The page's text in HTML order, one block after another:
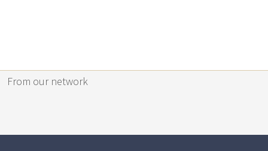
From our network